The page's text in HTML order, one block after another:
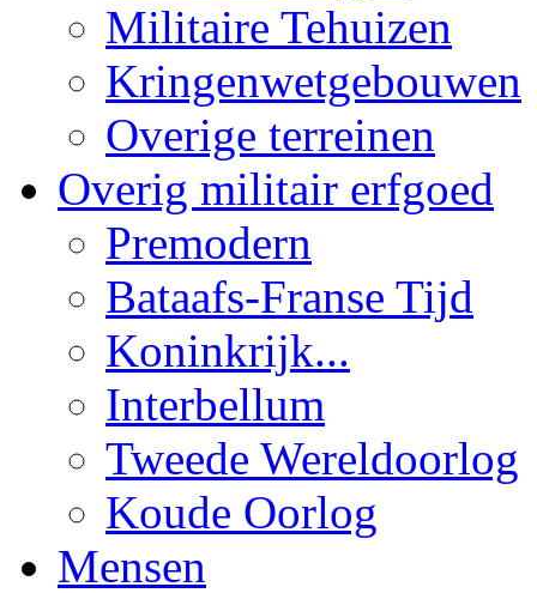
Militaire Tehuizen
Kringenwetgebouwen
Overige terreinen
Overig militair erfgoed
Premodern
Bataafs-Franse Tijd
Koninkrijk...
Interbellum
Tweede Wereldoorlog
Koude Oorlog
Mensen